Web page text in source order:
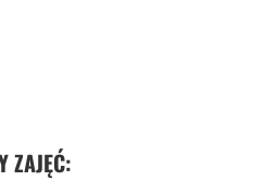
ZAJĘĆ: